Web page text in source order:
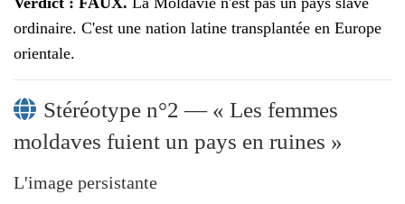
ordinaire. C'est une nation latine transplantée en Europe
orientale.
Stéréotype n°2 — « Les femmes
moldaves fuient un pays en ruines »
L'image persistante